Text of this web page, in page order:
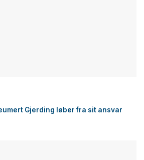
Gjerding løber fra sit ansvar